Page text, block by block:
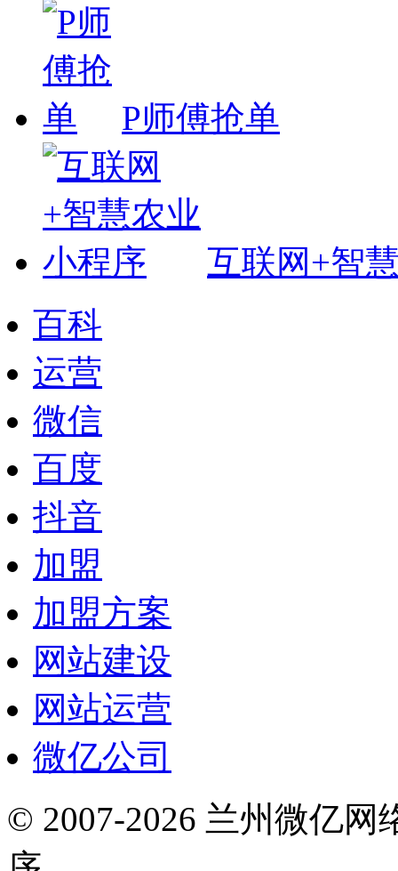
P师傅抢单
互联网+智
百科
运营
微信
百度
抖音
加盟
加盟方案
网站建设
网站运营
微亿公司
© 2007-2026 兰州微亿网